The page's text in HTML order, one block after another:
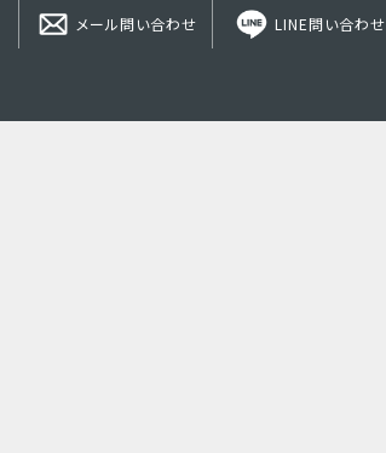
メール問い合わせ LINE問い合わせ